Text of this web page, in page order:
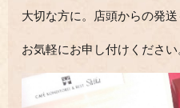
大切な方に。店頭からの発送
お気軽にお申し付けください